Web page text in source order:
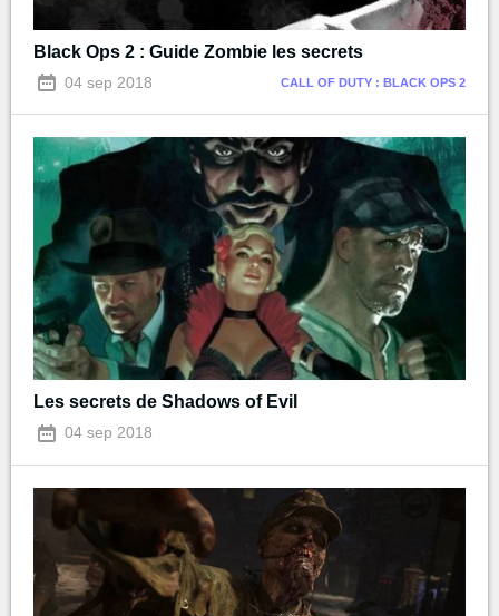
Black Ops 2 : Guide Zombie les secrets
04 sep 2018 CALL OF DUTY : BLACK OPS 2
Les secrets de Shadows of Evil
04 sep 2018